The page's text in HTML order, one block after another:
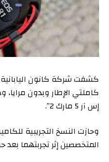
كشفت شركة كانون اليابانية
إس آر 5 مارك 2”.
وحازت النسخ التجريبية
المتخصصين إثر تجربتهما بعد